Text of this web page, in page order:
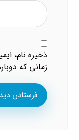
ذخیره نام،
زمانی که
فرستادن